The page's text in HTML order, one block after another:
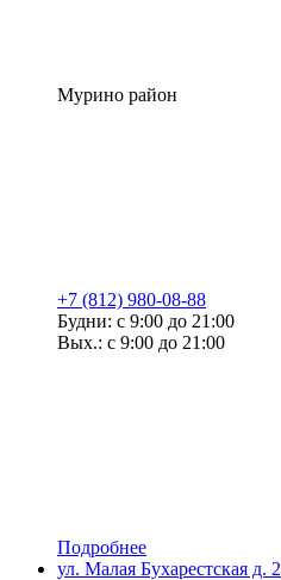
Мурино район
+7 (812) 980-08-88
Будни: с 9:00 до 21:00
Вых.: с 9:00 до 21:00
Подробнее
ул. Малая Бухарестская д. 2